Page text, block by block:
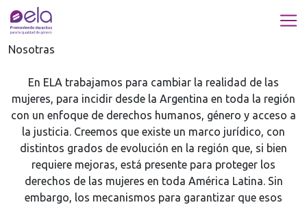
Nosotras
En ELA trabajamos para cambiar la realidad de las
mujeres, para incidir desde la Argentina en toda la región
con un enfoque de derechos humanos, género y acceso a
la justicia. Creemos que existe un marco jurídico, con
distintos grados de evolución en la región que, si bien
requiere mejoras, está presente para proteger los
derechos de las mujeres en toda América Latina. Sin
embargo, los mecanismos para garantizar que esos